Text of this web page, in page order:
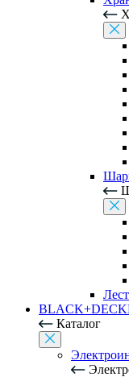
Каталог